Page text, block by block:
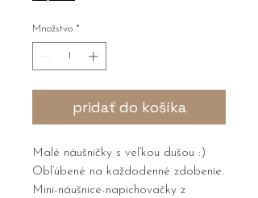
Množstvo *
pridať do košíka
Malé náušničky s veľkou dušou :)
Obľúbené na každodenné zdobenie.
Mini-náušnice-napichovačky z